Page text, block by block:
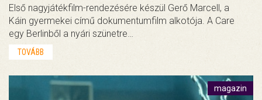
Első nagyjátékfilm-rendezésére készül Gerő Marcell, a
Káin gyermekei című dokumentumfilm alkotója. A Care
egy Berlinből a nyári szünetre…
TOVÁBB
magazin